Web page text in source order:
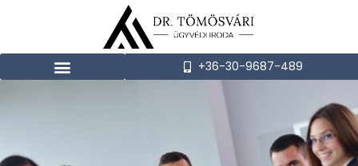
+36-30-9687-489